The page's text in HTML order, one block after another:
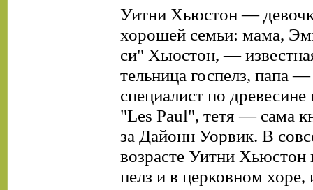
Уитни Хьюстон —
хорошей семьи: мама,
си" Хьюстон, —
тельница госпелз, папа
специалист по
"Les Paul", тетя — сама
за Дайонн Уорвик. В
возрасте Уитни Хьюстон
пелз и в церковном хоре,